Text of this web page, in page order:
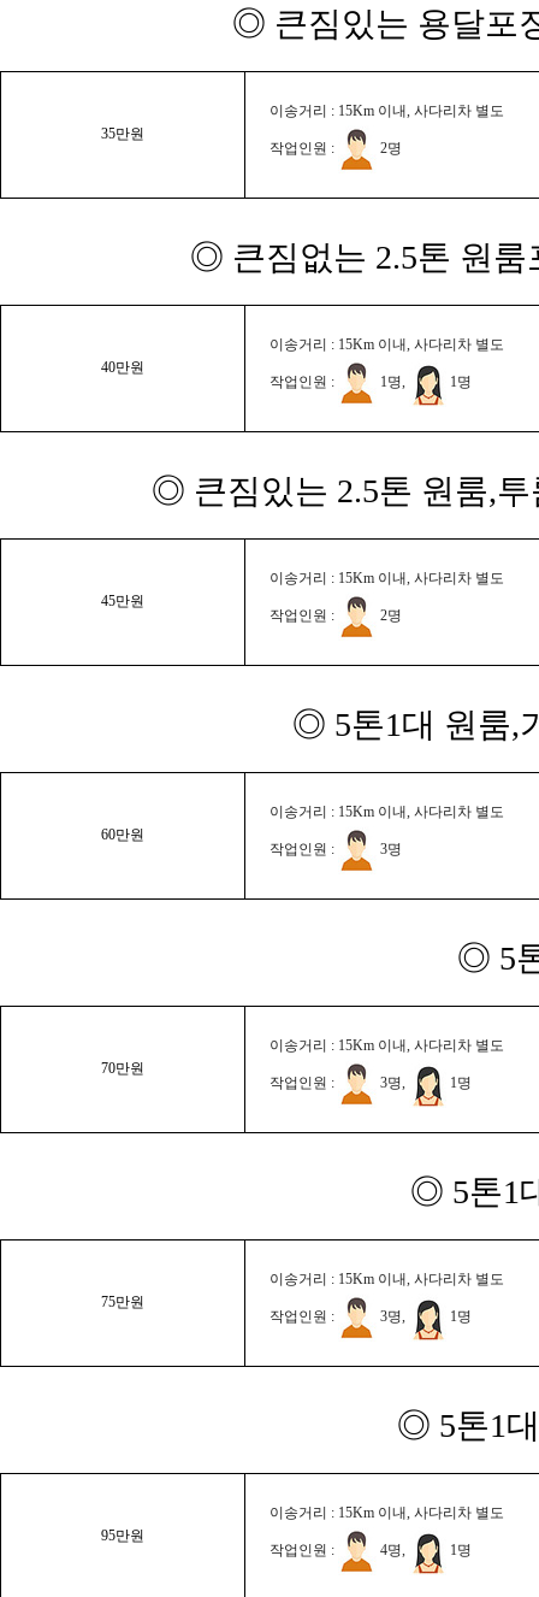
◎ 큰짐있는 용달포
35만원
이송거리 : 15Km 이내, 사다리차 별도
작업인원 : 2명
◎ 큰짐없는 2.5톤 원룸
40만원
이송거리 : 15Km 이내, 사다리차 별도
작업인원 : 1명, 1명
◎ 큰짐있는 2.5톤 원룸,
45만원
이송거리 : 15Km 이내, 사다리차 별도
작업인원 : 2명
◎ 5톤1대 원룸,
60만원
이송거리 : 15Km 이내, 사다리차 별도
작업인원 : 3명
◎ 5
70만원
이송거리 : 15Km 이내, 사다리차 별도
작업인원 : 3명, 1명
◎ 5톤1
75만원
이송거리 : 15Km 이내, 사다리차 별도
작업인원 : 3명, 1명
◎ 5톤1
95만원
이송거리 : 15Km 이내, 사다리차 별도
작업인원 : 4명, 1명